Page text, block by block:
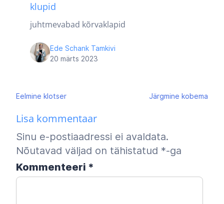
klupid
juhtmevabad kõrvaklapid
Ede Schank Tamkivi
20 märts 2023
Navigeerimine
Eelmine klotser Järgmine kobema
Lisa kommentaar
Sinu e-postiaadressi ei avaldata.
Nõutavad väljad on tähistatud *-ga
Kommenteeri *